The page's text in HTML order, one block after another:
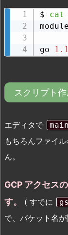
$ cat
go
スクリプト
エディタで
もちろんファイ
ん。
GCP アクセス
す。
( すでに
で、バケット名